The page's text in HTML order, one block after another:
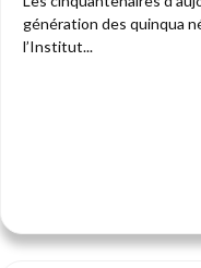
génération des quinqua
l’Institut...